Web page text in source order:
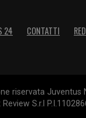
24 CONTATTI
riservata Juventus
S.r.l